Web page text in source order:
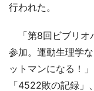
行われた。
「第8回ビブリオ
参加。運動生理学
ットマンになる！
「4522敗の記録